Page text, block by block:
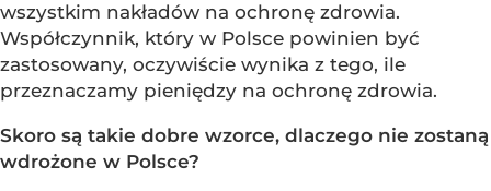
wszystkim nakładów na ochronę zdrowia.
Współczynnik, który w Polsce powinien być
zastosowany, oczywiście wynika z tego, ile
przeznaczamy pieniędzy na ochronę zdrowia.
Skoro są takie dobre wzorce, dlaczego nie zostaną
wdrożone w Polsce?